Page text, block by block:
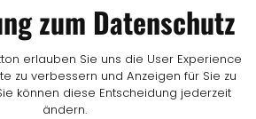
zum Datenschutz
erlauben Sie uns die User Experience
zu verbessern und Anzeigen für Sie zu
können diese Entscheidung jederzeit
ändern.